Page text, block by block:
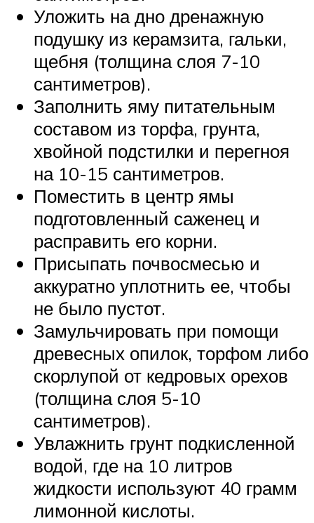
Уложить на дно дренажную
подушку из керамзита, гальки,
щебня (толщина слоя 7-10
сантиметров).
Заполнить яму питательным
составом из торфа, грунта,
хвойной подстилки и перегноя
на 10-15 сантиметров.
Поместить в центр ямы
подготовленный саженец и
расправить его корни.
Присыпать почвосмесью и
аккуратно уплотнить ее, чтобы
не было пустот.
Замульчировать при помощи
древесных опилок, торфом либо
скорлупой от кедровых орехов
(толщина слоя 5-10
сантиметров).
Увлажнить грунт подкисленной
водой, где на 10 литров
жидкости используют 40 грамм
лимонной кислоты.